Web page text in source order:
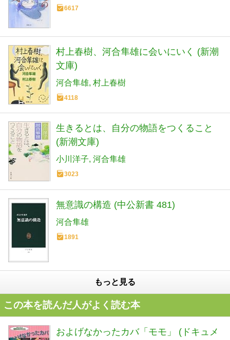
6617
村上春樹、河合隼雄に会いにいく (新潮
文庫)
河合隼雄 村上春樹
4118
生きるとは、自分の物語をつくること
(新潮文庫)
小川洋子 河合隼雄
3023
無意識の構造 (中公新書 481)
河合隼雄
1891
もっと見る
この本を読んだ人がよく読む本
およげなかったカバ「モモ」 (ドキュメ